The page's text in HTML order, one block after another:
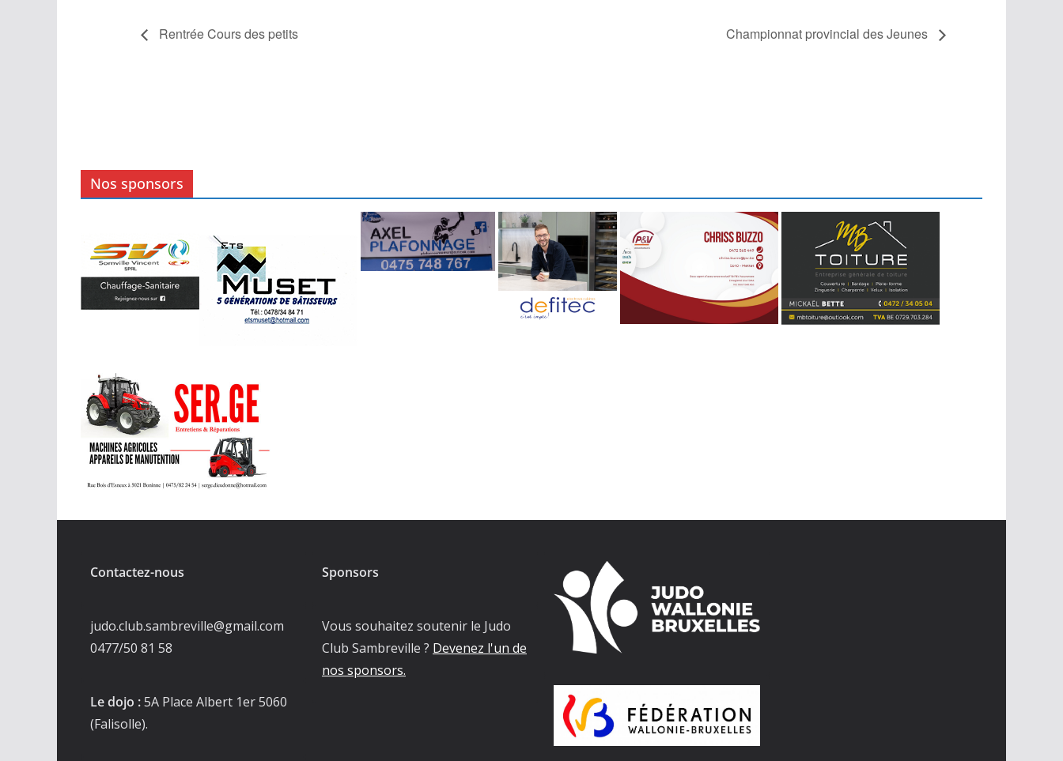
Rentrée Cours des petits Championnat provincial des Jeunes
Nos sponsors
Contactez-nous
judo.club.sambreville@gmail.com
0477/50 81 58
Le dojo :5A Place Albert 1er 5060
(Falisolle).
Sponsors
Vous souhaitez soutenir le Judo
Club Sambreville ? Devenez l'un de
nos sponsors.